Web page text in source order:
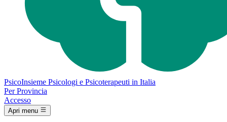
PsicoInsieme Psicologi e Psicoterapeuti in Italia
Per Provincia
Accesso
Apri menu